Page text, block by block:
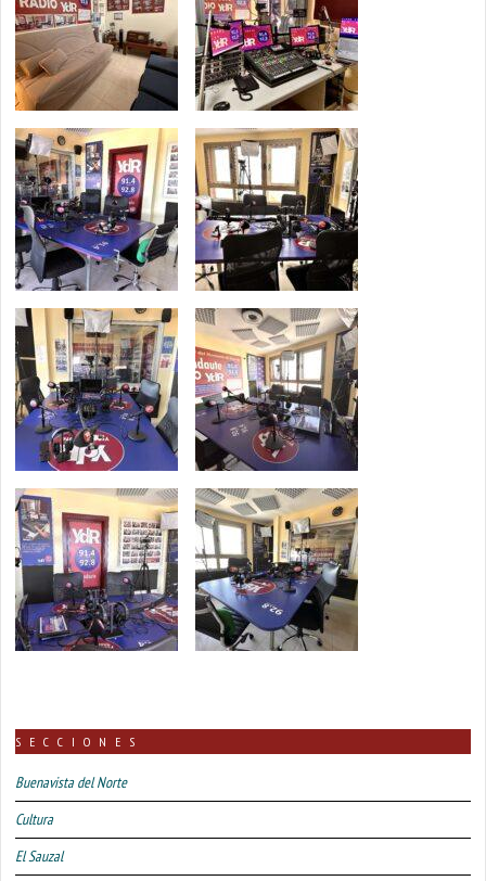
SECCIONES
Buenavista del Norte
Cultura
El Sauzal